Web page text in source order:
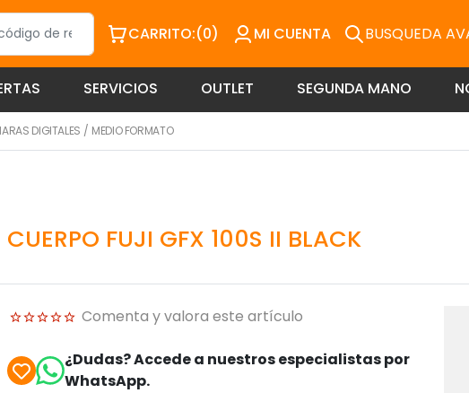
CARRITO:(0) MI CUENTA BUSQUEDA
SERVICIOS OUTLET SEGUNDA MANO
DIGITALES / MEDIO FORMATO
CUERPO FUJI GFX 100S II BLACK
Comenta y valora este artículo
¿Dudas? Accede a nuestros especialistas por
WhatsApp.